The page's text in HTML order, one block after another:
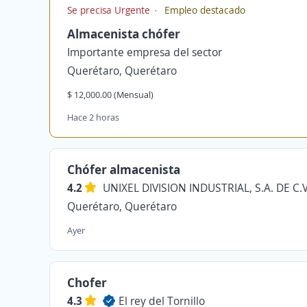
Se precisa Urgente Empleo destacado
Almacenista chófer
Importante empresa del sector
Querétaro, Querétaro
$ 12,000.00 (Mensual)
Hace 2 horas
Chófer almacenista
4.2
UNIXEL DIVISION INDUSTRIAL, S.A. DE
Querétaro, Querétaro
Ayer
Chofer
4.3 El rey del Tornillo